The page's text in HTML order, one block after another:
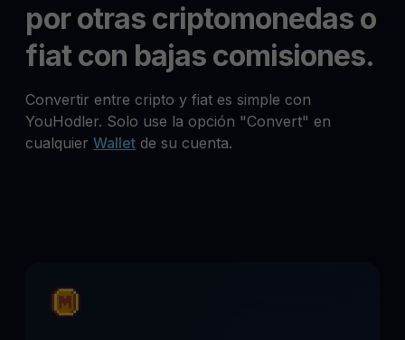
por otras criptomonedas o
fiat con bajas comisiones.
Convertir entre cripto y fiat es simple con
YouHodler. Solo use la opción "Convert" en
cualquierWallet de su cuenta.